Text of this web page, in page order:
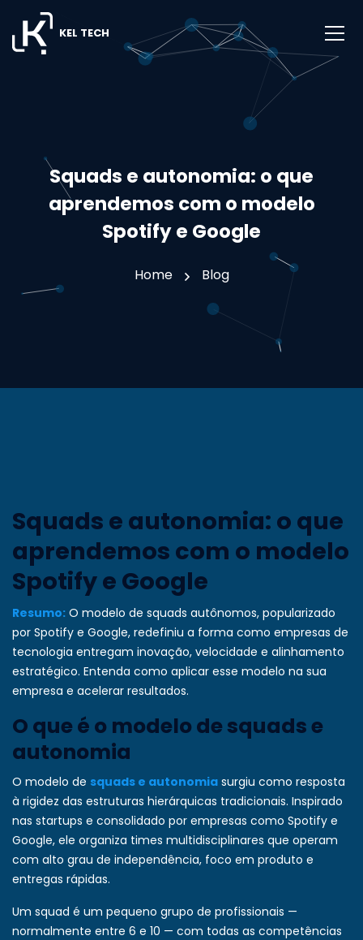
KEL TECH
Squads e autonomia: o que
aprendemos com o modelo
Spotify e Google
Home Blog
Squads e autonomia: o que
aprendemos com o modelo
Spotify e Google
Resumo: O modelo de squads autônomos, popularizado
por Spotify e Google, redefiniu a forma como empresas de
tecnologia entregam inovação, velocidade e alinhamento
estratégico. Entenda como aplicar esse modelo na sua
empresa e acelerar resultados.
O que é o modelo de squads e
autonomia
O modelo de squads e autonomia surgiu como resposta
à rigidez das estruturas hierárquicas tradicionais. Inspirado
nas startups e consolidado por empresas como Spotify e
Google, ele organiza times multidisciplinares que operam
com alto grau de independência, foco em produto e
entregas rápidas.
Um squad é um pequeno grupo de profissionais —
normalmente entre 6 e 10 — com todas as competências